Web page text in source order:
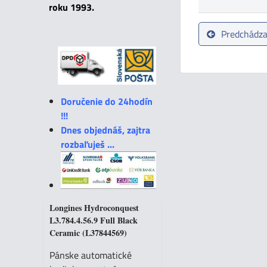
roku 1993.
Doručenie do 24hodín
!!!
Dnes objednáš, zajtra
rozbaľuješ ...
Longines Hydroconquest
L3.784.4.56.9 Full Black
Ceramic (L37844569)
Pánske automatické